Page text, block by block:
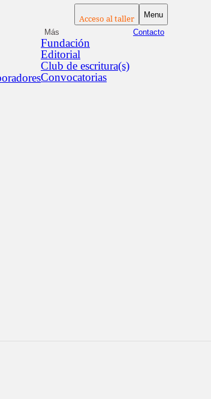
Acceso al taller
Menu
Más
Fundación
Editorial
Club de escritura(s)
Convocatorias
Contacto